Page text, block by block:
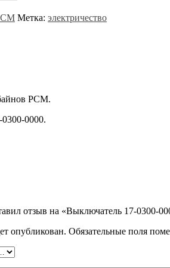
Метка: электричество
РСМ.
0000.
отзыв на «Выключатель 17-0300-
опубликован. Обязательные поля